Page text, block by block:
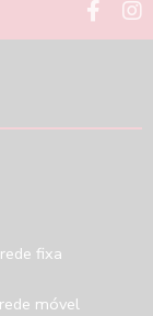
fixa
móvel